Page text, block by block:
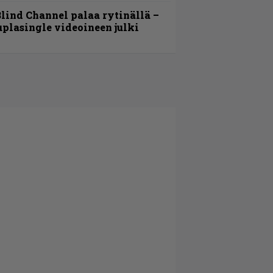
Channel palaa rytinällä –
videoineen julki